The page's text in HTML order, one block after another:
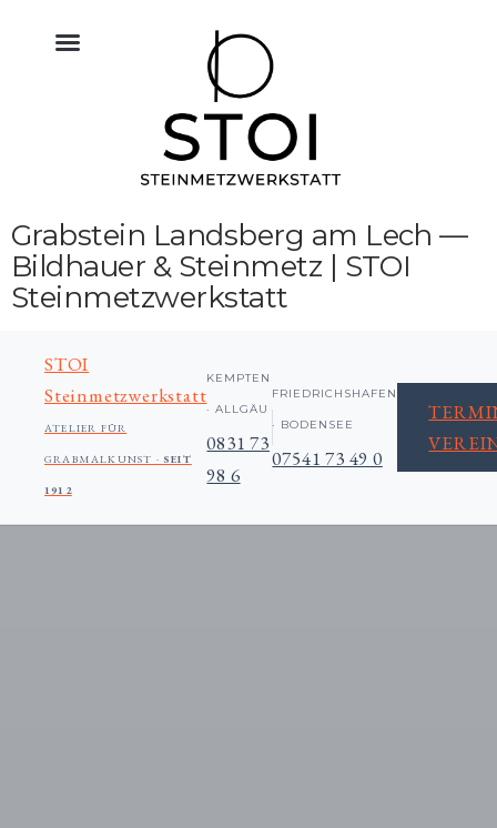
Grabstein Landsberg am Lech —
Bildhauer & Steinmetz | STOI
Steinmetzwerkstatt
STOI
Steinmetzwerkstatt
ATELIER FÜR
GRABMALKUNST · SEIT
1912
KEMPTEN
· ALLGÄU
0831 73
98 6
FRIEDRICHSHAFEN
· BODENSEE
07541 73 49 0